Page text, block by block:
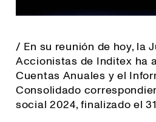
/ En su reunión de hoy, la
Accionistas de Inditex ha
Cuentas Anuales y el
Consolidado
social 2024, finalizado el